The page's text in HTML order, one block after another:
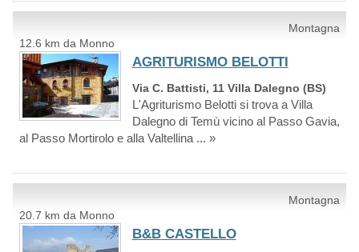
Montagna
12.6 km da Monno
AGRITURISMO BELOTTI
Via C. Battisti, 11 Villa Dalegno (BS)
L'Agriturismo Belotti si trova a Villa
Dalegno di Temù vicino al Passo Gavia,
al Passo Mortirolo e alla Valtellina ... »
Montagna
20.7 km da Monno
B&B CASTELLO